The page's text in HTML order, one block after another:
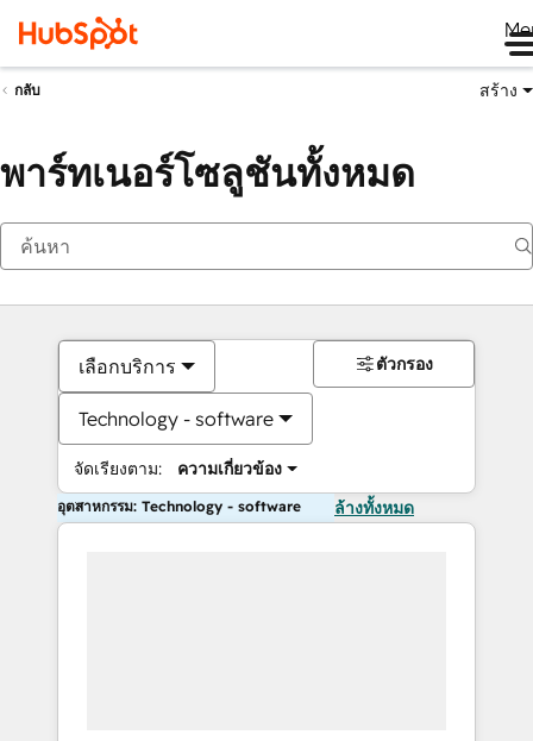
กลับ สร้าง
พาร์ทเนอร์โซลูชันทั้งหมด
เลือกบริการ
Technology - software
จัดเรียงตาม: ความเกี่ยวข้อง
ตัวกรอง
อุตสาหกรรม: Technology - software ล้างทั้งหมด